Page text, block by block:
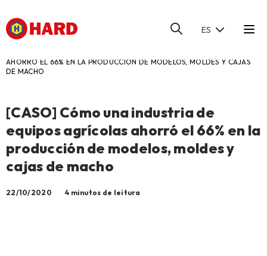
ES
AHORRÓ EL 66% EN LA PRODUCCIÓN DE MODELOS, MOLDES Y CAJAS
DE MACHO
[CASO] Cómo una industria de
equipos agrícolas ahorró el 66% en la
producción de modelos, moldes y
cajas de macho
22/10/2020 4 minutos de leitura